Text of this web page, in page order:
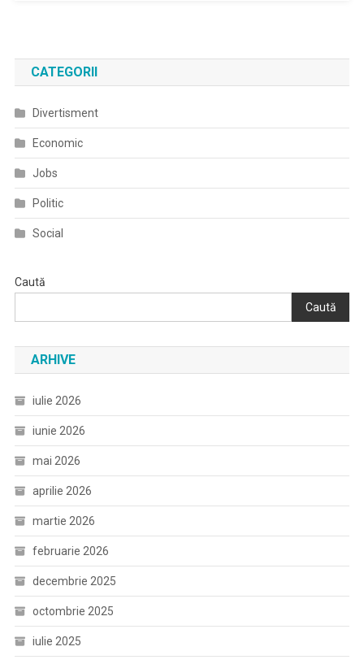
CATEGORII
Divertisment
Economic
Jobs
Politic
Social
Caută
Caută
ARHIVE
iulie 2026
iunie 2026
mai 2026
aprilie 2026
martie 2026
februarie 2026
decembrie 2025
octombrie 2025
iulie 2025